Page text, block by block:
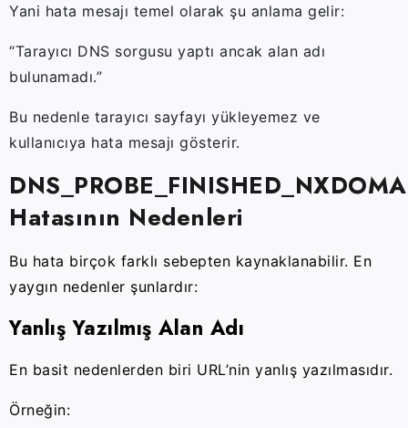
Yani hata mesajı temel olarak şu anlama gelir:
“Tarayıcı DNS sorgusu yaptı ancak alan adı
bulunamadı.”
Bu nedenle tarayıcı sayfayı yükleyemez ve
kullanıcıya hata mesajı gösterir.
Hatasının Nedenleri
Bu hata birçok farklı sebepten kaynaklanabilir. En
yaygın nedenler şunlardır:
Yanlış Yazılmış Alan Adı
En basit nedenlerden biri URL’nin yanlış yazılmasıdır.
Örneğin: